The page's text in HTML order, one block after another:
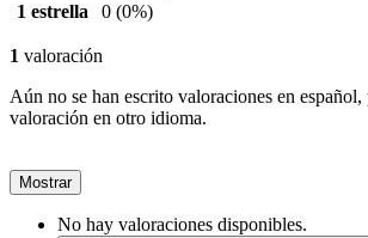
1 estrella
0 (0%)
1 valoración
Aún no se han escrito valoraciones en español,
valoración en otro idioma.
Mostrar
No hay valoraciones disponibles.